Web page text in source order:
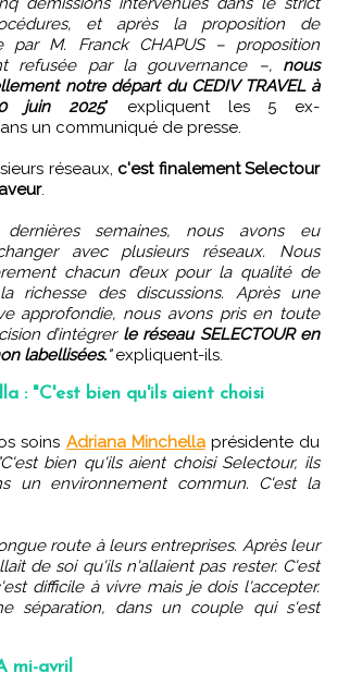
et après la proposition de
par M. Franck CHAPUS – proposition
refusée par la gouvernance –, nous
notre départ du CEDIV TRAVEL à
juin 2025" expliquent les 5 ex-
un communiqué de presse.
réseaux, c'est finalement Selectour
.
semaines, nous avons eu
avec plusieurs réseaux. Nous
chacun d’eux pour la qualité de
richesse des discussions. Après une
approfondie, nous avons pris en toute
d’intégrer le réseau SELECTOUR en
labellisées."expliquent-ils.
: "C'est bien qu'ils aient choisi
soins Adriana Minchellaprésidente du
"C'est bien qu'ils aient choisi Selectour, ils
un environnement commun. C'est la
route à leurs entreprises. Après leur
de soi qu'ils n'allaient pas rester. C'est
difficile à vivre mais je dois l'accepter.
séparation, dans un couple qui s'est
mi-avril